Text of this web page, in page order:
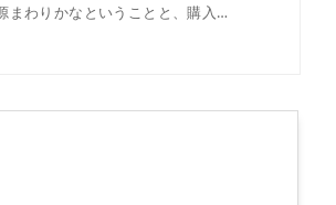
まわりかなということと、購入…